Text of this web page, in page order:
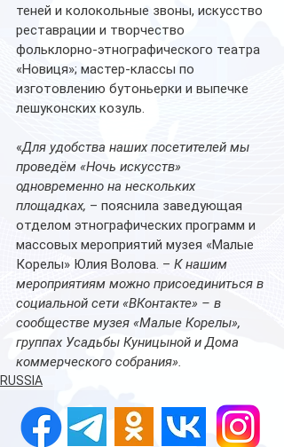
теней и колокольные звоны, искусство
реставрации и творчество
фольклорно-этнографического театра
«Новиця»; мастер-классы по
изготовлению бутоньерки и выпечке
лешуконских козуль.
«Для удобства наших посетителей мы
проведём «Ночь искусств»
одновременно на нескольких
площадках, – пояснила заведующая
отделом этнографических программ и
массовых мероприятий музея «Малые
Корелы» Юлия Волова. – К нашим
мероприятиям можно присоединиться в
социальной сети «ВКонтакте» – в
сообществе музея «Малые Корелы»,
группах Усадьбы Куницыной и Дома
коммерческого собрания».
RUSSIA